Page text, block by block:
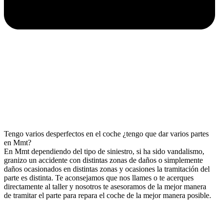
Tengo varios desperfectos en el coche ¿tengo que dar varios partes
en Mmt?
En Mmt dependiendo del tipo de siniestro, si ha sido vandalismo,
granizo un accidente con distintas zonas de daños o simplemente
daños ocasionados en distintas zonas y ocasiones la tramitación del
parte es distinta. Te aconsejamos que nos llames o te acerques
directamente al taller y nosotros te asesoramos de la mejor manera
de tramitar el parte para repara el coche de la mejor manera posible.